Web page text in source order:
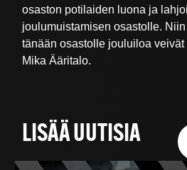
osaston potilaiden luona ja
joulumuistamisen osastolle.
tänään osastolle jouluiloa
Mika Ääritalo.
LISÄÄ UUTISIA